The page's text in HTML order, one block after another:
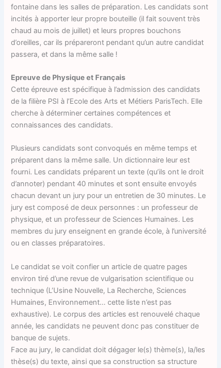
fontaine dans les salles de préparation. Les candidats sont
incités à apporter leur propre bouteille (il fait souvent très
chaud au mois de juillet) et leurs propres bouchons
d’oreilles, car ils prépareront pendant qu’un autre candidat
passera, et dans la même salle !
Epreuve de Physique et Français
Cette épreuve est spécifique à l’admission des candidats
de la filière PSI à l’Ecole des Arts et Métiers ParisTech. Elle
cherche à déterminer certaines compétences et
connaissances des candidats.
Plusieurs candidats sont convoqués en même temps et
préparent dans la même salle. Un dictionnaire leur est
fourni. Les candidats préparent un texte (qu’ils ont le droit
d’annoter) pendant 40 minutes et sont ensuite envoyés
chacun devant un jury pour un entretien de 30 minutes. Le
jury est composé de deux personnes : un professeur de
physique, et un professeur de Sciences Humaines. Les
membres du jury enseignent en grande école, à l’université
ou en classes préparatoires.
Le candidat se voit confier un article de quatre pages
environ tiré d’une revue de vulgarisation scientifique ou
technique (L’Usine Nouvelle, La Recherche, Sciences
Humaines, Environnement… cette liste n’est pas
exhaustive). Le corpus des articles est renouvelé chaque
année, les candidats ne peuvent donc pas constituer de
banque de sujets.
Face au jury, le candidat doit dégager le(s) thème(s), la/les
thèse(s) du texte, ainsi que sa construction sa structure